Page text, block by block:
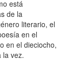
está
de la
literario, el
en el
en el dieciocho,
la vez.